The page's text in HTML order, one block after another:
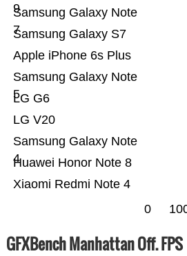
Xiaomi Redmi Note 4
Huawei Honor Note 8
Samsung Galaxy Note
4
LG V20
LG G6
Samsung Galaxy Note
5
Apple iPhone 6s Plus
Samsung Galaxy S7
Samsung Galaxy Note
7
9
0
GFXBench Manhattan Off. FPS